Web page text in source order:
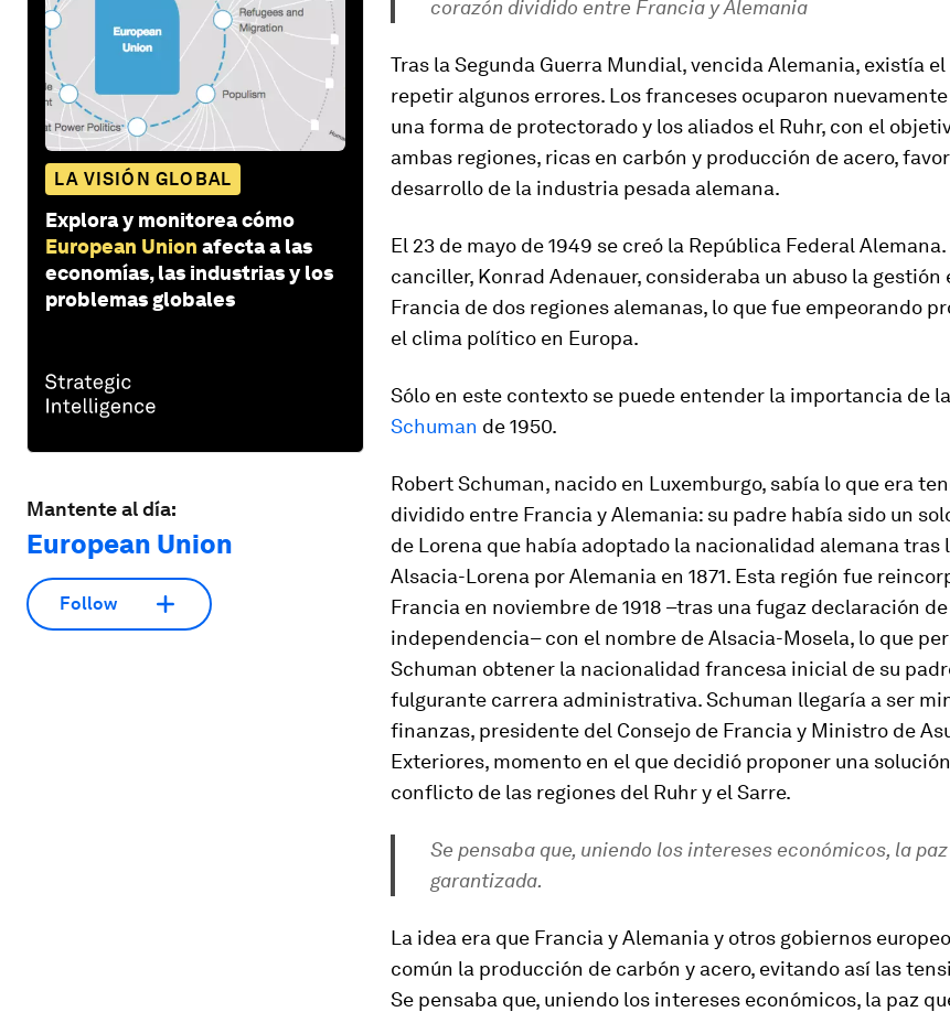
LA VISIÓN GLOBAL
Explora y monitorea cómo
European Union afecta a las
economías, las industrias y los
problemas globales
Mantente al día:
European Union
Follow
corazón dividido entre Francia y Alemania
Tras la Segunda Guerra Mundial, vencida Alemania, existía
repetir algunos errores. Los franceses ocuparon
una forma de protectorado y los aliados el Ruhr, con el
ambas regiones, ricas en carbón y producción de acero,
desarrollo de la industria pesada alemana.
El 23 de mayo de 1949 se creó la República Federal
canciller, Konrad Adenauer, consideraba un abuso la gestión
Francia de dos regiones alemanas, lo que fue empeorando
el clima político en Europa.
Sólo en este contexto se puede entender la importancia de la
Schuman de 1950.
Robert Schuman, nacido en Luxemburgo, sabía lo que era
dividido entre Francia y Alemania: su padre había sido un
de Lorena que había adoptado la nacionalidad alemana tras
Alsacia-Lorena por Alemania en 1871. Esta región fue
Francia en noviembre de 1918 –tras una fugaz declaración de
independencia– con el nombre de Alsacia-Mosela, lo que
Schuman obtener la nacionalidad francesa inicial de su
fulgurante carrera administrativa. Schuman llegaría a ser
finanzas, presidente del Consejo de Francia y Ministro de
Exteriores, momento en el que decidió proponer una
conflicto de las regiones del Ruhr y el Sarre.
Se pensaba que, uniendo los intereses económicos, la
garantizada.
La idea era que Francia y Alemania y otros gobiernos
común la producción de carbón y acero, evitando así las
Se pensaba que, uniendo los intereses económicos, la paz